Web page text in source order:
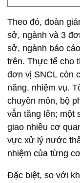
Theo đó, đoàn
sở, ngành và 3
sở, ngành báo
trên. Thực tế cho
đơn vị SNCL còn
năng, nhiệm vụ.
chuyên môn, bộ
vẫn tăng lên; một
giao nhiều cơ
vực xử lý nước
nhiệm của từng
Đặc biệt, so với